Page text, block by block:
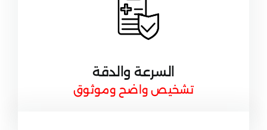
السرعة والدقة
تشخيص واضح وموثوق